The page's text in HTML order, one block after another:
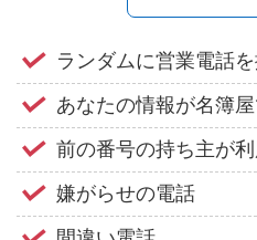
ランダムに営業電話
あなたの情報が名簿
前の番号の持ち主が
嫌がらせの電話